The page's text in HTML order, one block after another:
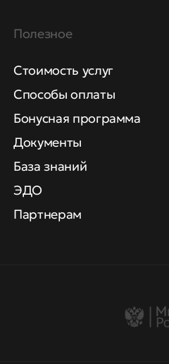
Полезное
Стоимость услуг
Способы оплаты
Бонусная программа
Документы
База знаний
ЭДО
Партнерам